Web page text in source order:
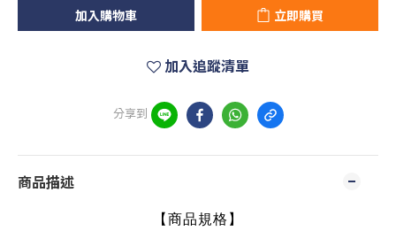
加入購物車 立即購買
加入追蹤清單
分享到
商品描述
【商品規格】